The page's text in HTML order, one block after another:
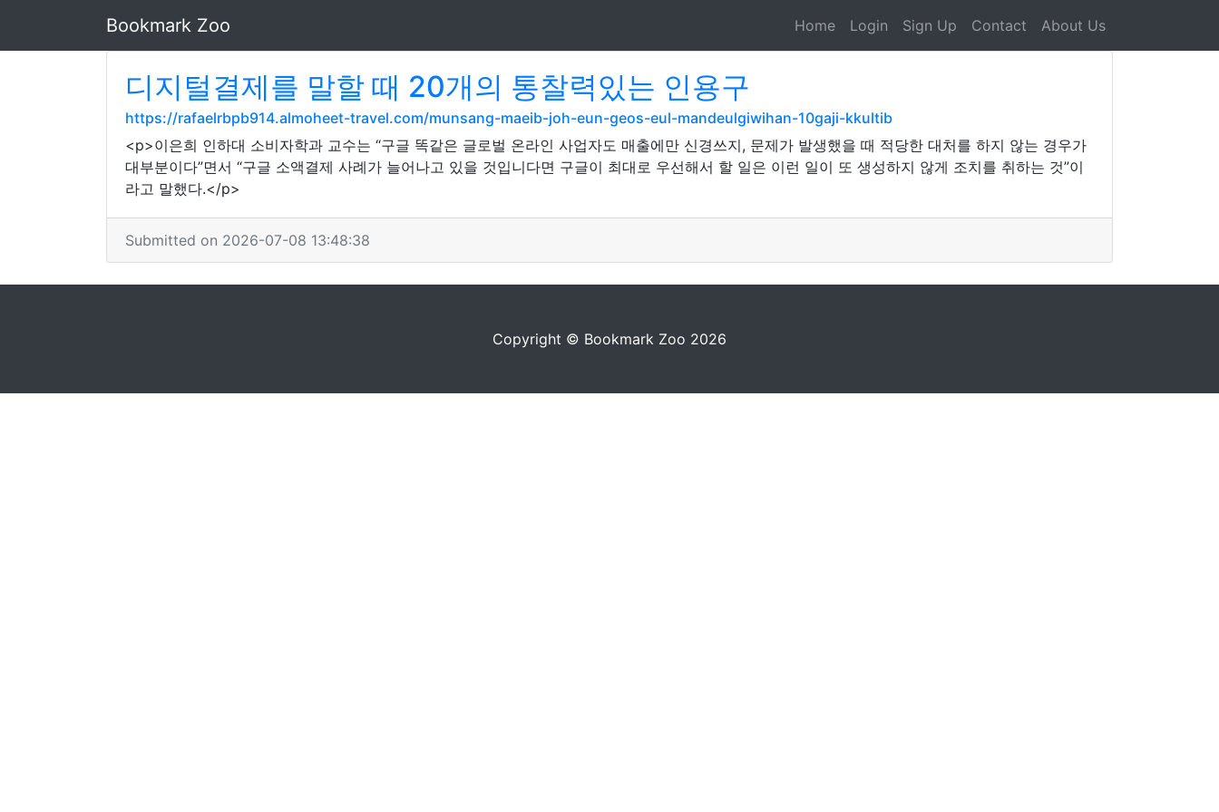
Bookmark Zoo Home Login Sign Up Contact About Us
디지털결제를 말할 때 20개의 통찰력있는 인용구
https://rafaelrbpb914.almoheet-travel.com/munsang-maeib-joh-eun-geos-eul-mandeulgiwihan-10gaji-kkultib
<p>이은희 인하대 소비자학과 교수는 “구글 똑같은 글로벌 온라인 사업자도 매출에만 신경쓰지, 문제가 발생했을 때 적당한 대처를 하지 않는 경우가
대부분이다”면서 “구글 소액결제 사례가 늘어나고 있을 것입니다면 구글이 최대로 우선해서 할 일은 이런 일이 또 생성하지 않게 조치를 취하는 것”이
라고 말했다.</p>
Submitted on 2026-07-08 13:48:38
Copyright © Bookmark Zoo 2026